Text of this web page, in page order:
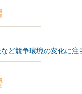
ど競争環境の変化に